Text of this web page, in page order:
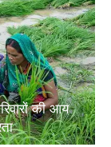
की आय